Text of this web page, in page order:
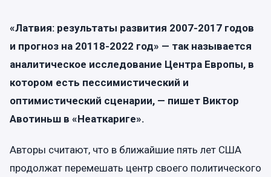
«Латвия: результаты развития 2007-2017 годов
и прогноз на 20118-2022 год» — так называется
аналитическое исследование Центра Европы, в
котором есть пессимистический и
оптимистический сценарии, — пишет Виктор
Авотиньш в «Неаткариге».
Авторы считают, что в ближайшие пять лет США
продолжат перемешать центр своего политического